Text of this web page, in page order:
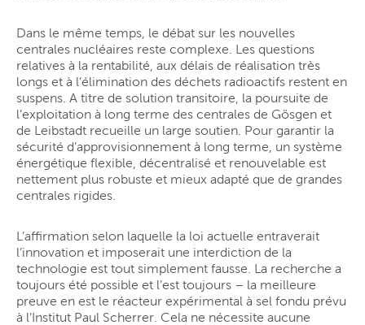
Dans le même temps, le débat sur les nouvelles
centrales nucléaires reste complexe. Les questions
relatives à la rentabilité, aux délais de réalisation très
longs et à l’élimination des déchets radioactifs restent en
suspens. A titre de solution transitoire, la poursuite de
l’exploitation à long terme des centrales de Gösgen et
de Leibstadt recueille un large soutien. Pour garantir la
sécurité d’approvisionnement à long terme, un système
énergétique flexible, décentralisé et renouvelable est
nettement plus robuste et mieux adapté que de grandes
centrales rigides.
L’affirmation selon laquelle la loi actuelle entraverait
l’innovation et imposerait une interdiction de la
technologie est tout simplement fausse. La recherche a
toujours été possible et l’est toujours – la meilleure
preuve en est le réacteur expérimental à sel fondu prévu
à l’Institut Paul Scherrer. Cela ne nécessite aucune